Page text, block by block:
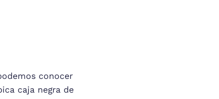
conocer
caja negra de